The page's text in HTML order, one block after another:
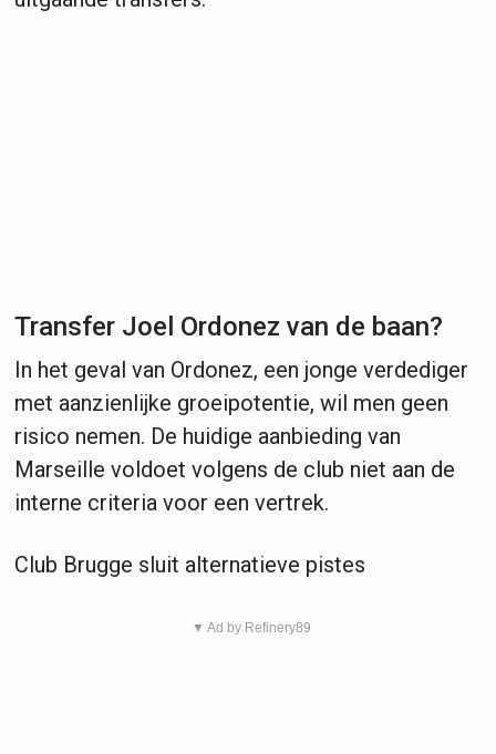
Transfer Joel Ordonez van de baan?
In het geval van Ordonez, een jonge verdediger
met aanzienlijke groeipotentie, wil men geen
risico nemen. De huidige aanbieding van
Marseille voldoet volgens de club niet aan de
interne criteria voor een vertrek.
Club Brugge sluit alternatieve pistes
▼ Ad by Refinery89